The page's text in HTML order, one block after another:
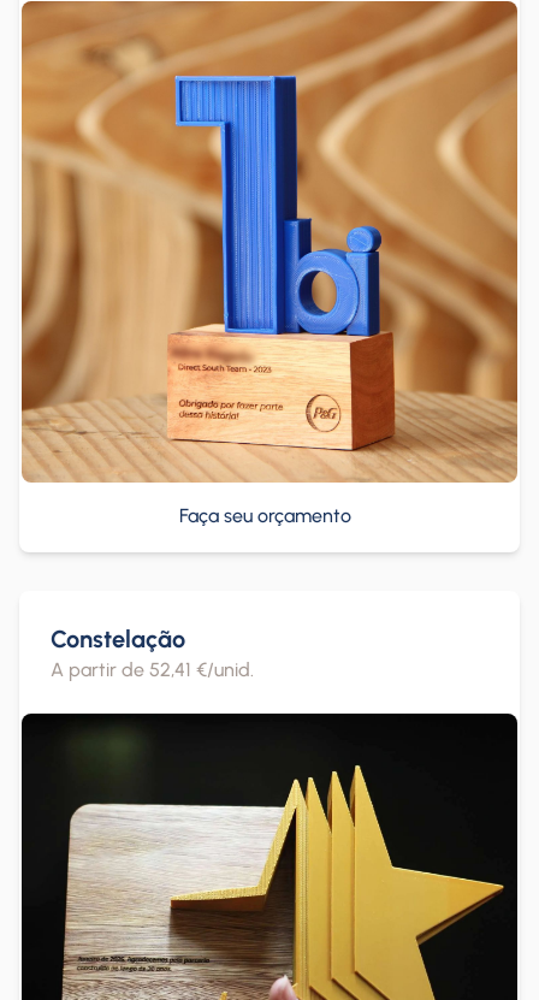
Faça seu orçamento
Constelação
A partir de 52,41 €/unid.